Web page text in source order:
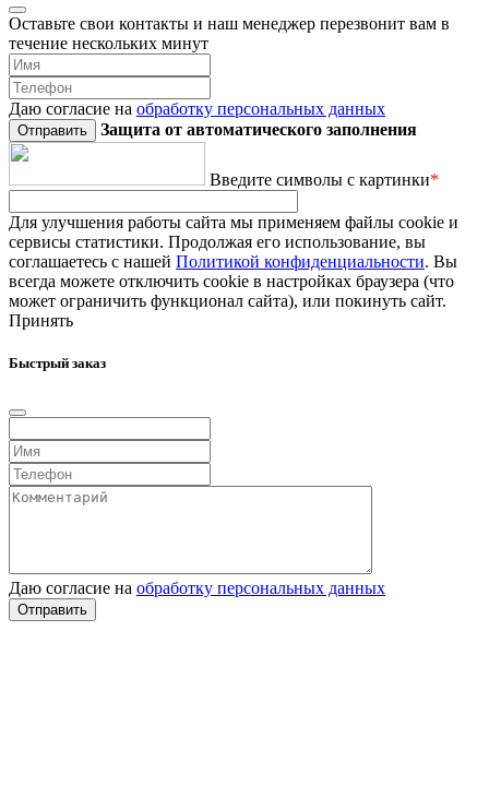
Оставьте свои контакты и наш менеджер перезвонит вам в
течение нескольких минут
Даю согласие на обработку персональных данных
Защита от автоматического заполнения
Введите символы с картинки*
Для улучшения работы сайта мы применяем файлы cookie и
сервисы статистики. Продолжая его использование, вы
соглашаетесь с нашей Политикой конфиденциальности. Вы
всегда можете отключить cookie в настройках браузера (что
может ограничить функционал сайта), или покинуть сайт.
Принять
Быстрый заказ
Даю согласие на обработку персональных данных